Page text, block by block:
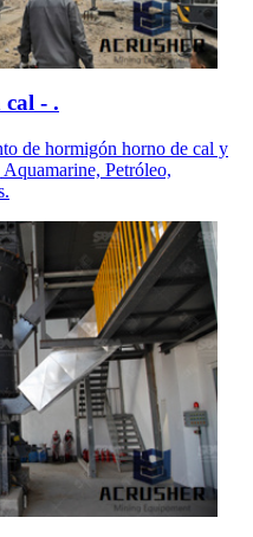
- .
de hormigón horno de cal y
Petróleo,